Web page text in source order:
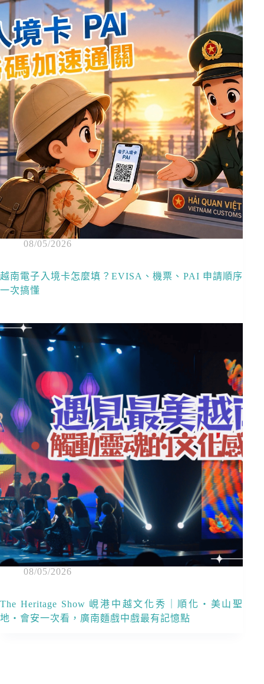
08/05/2026
越南電子入境卡怎麼填？EVISA、機票、PAI 申請順序
一次搞懂
08/05/2026
The Heritage Show 峴港中越文化秀｜順化・美山聖
地・會安一次看，廣南麵戲中戲最有記憶點